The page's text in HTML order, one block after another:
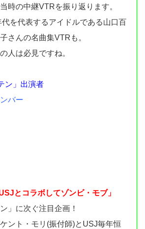
時の中継VTRを振り返ります。
代を代表するアイドルである山口百
さんの名曲集VTRも。
人は必見ですね。
ン」出演者
バー
とコラボしてゾンビ・モブ」
」に次ぐ注目企画！
ント・モリ(振付師)とUSJ毎年恒